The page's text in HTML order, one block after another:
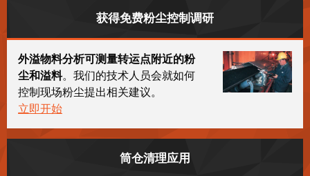
获得免费粉尘控制调研
外溢物料分析可测量转运点附近的粉
尘和溢料。我们的技术人员会就如何
控制现场粉尘提出相关建议。
立即开始
筒仓清理应用